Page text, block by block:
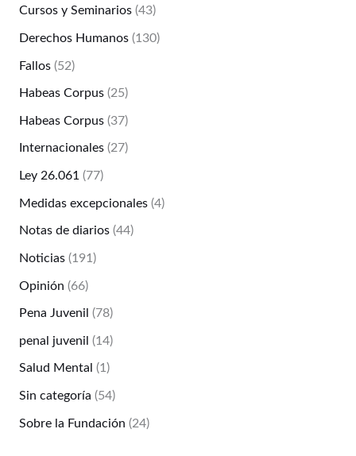
Cursos y Seminarios(43)
Derechos Humanos(130)
Fallos(52)
Habeas Corpus(25)
Habeas Corpus(37)
Internacionales(27)
Ley 26.061(77)
Medidas excepcionales(4)
Notas de diarios(44)
Noticias(191)
Opinión (66)
Pena Juvenil (78)
penal juvenil (14)
Salud Mental (1)
Sin categoría (54)
Sobre la Fundación (24)